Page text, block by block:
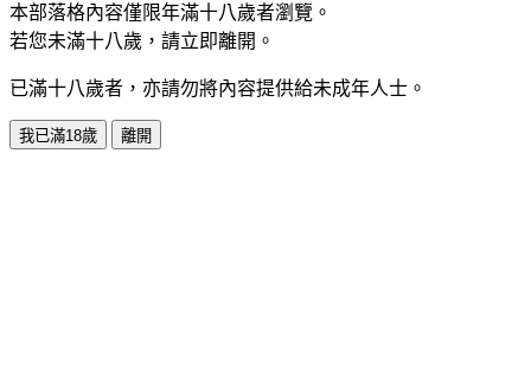
本部落格內容僅限年滿十八歲者瀏覽。
若您未滿十八歲，請立即離開。
已滿十八歲者，亦請勿將內容提供給未成年人士。
我已滿18歲 離開